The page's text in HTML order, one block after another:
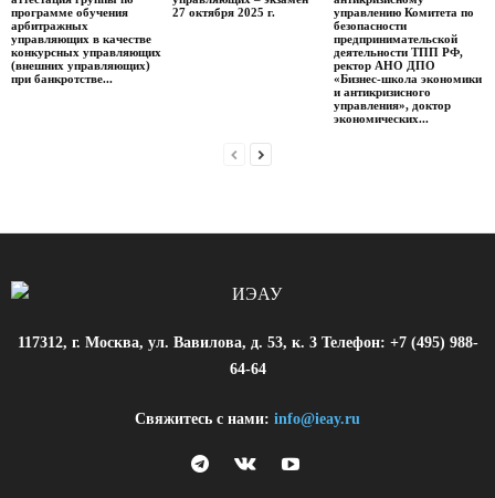
программе обучения
арбитражных
управляющих в качестве
конкурсных управляющих
(внешних управляющих)
при банкротстве...
27 октября 2025 г.
управлению Комитета по
безопасности
предпринимательской
деятельности ТПП РФ,
ректор АНО ДПО
«Бизнес-школа экономики
и антикризисного
управления», доктор
экономических...
117312, г. Москва, ул. Вавилова, д. 53, к. 3 Телефон: +7 (495) 988-
64-64
Свяжитесь с нами: info@ieay.ru